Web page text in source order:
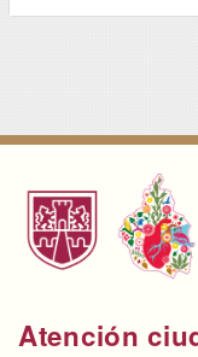
Atención